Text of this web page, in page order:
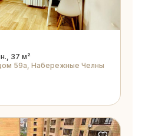
37 м²
59а, Набережные Челны